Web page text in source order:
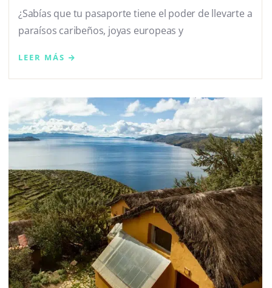
¿Sabías que tu pasaporte tiene el poder de llevarte a
paraísos caribeños, joyas europeas y
LEER MÁS